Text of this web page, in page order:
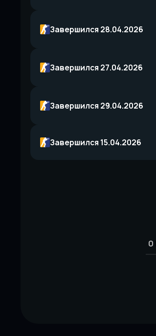
Завершился 28.04.2026
Завершился 27.04.2026
Завершился 29.04.2026
Завершился 15.04.2026
0